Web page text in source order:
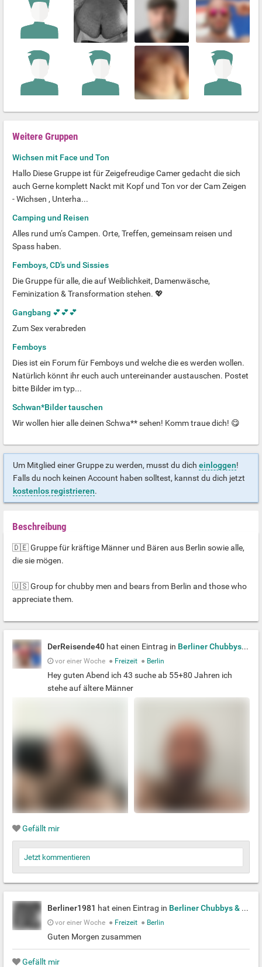
Weitere Gruppen
Wichsen mit Face und Ton
Hallo Diese Gruppe ist für Zeigefreudige Camer gedacht die sich
auch Gerne komplett Nackt mit Kopf und Ton vor der Cam Zeigen
- Wichsen , Unterha...
Camping und Reisen
Alles rund um‘s Campen. Orte, Treffen, gemeinsam reisen und
Spass haben.
Femboys, CD's und Sissies
Die Gruppe für alle, die auf Weiblichkeit, Damenwäsche,
Feminization & Transformation stehen. 💖
Gangbang 💕💕💕
Zum Sex verabreden
Femboys
Dies ist ein Forum für Femboys und welche die es werden wollen.
Natürlich könnt ihr euch auch untereinander austauschen. Postet
bitte Bilder im typ...
Schwan*Bilder tauschen
Wir wollen hier alle deinen Schwa** sehen! Komm traue dich! 😋
Um Mitglied einer Gruppe zu werden, musst du dich einloggen!
Falls du noch keinen Account haben solltest, kannst du dich jetzt
kostenlos registrieren.
Beschreibung
🇩🇪 Gruppe für kräftige Männer und Bären aus Berlin sowie alle,
die sie mögen.
🇺🇸 Group for chubby men and bears from Berlin and those who
appreciate them.
DerReisende40 hat einen Eintrag in Berliner Chubbys & Bears
vor einer Woche ● Freizeit ● Berlin
Hey guten Abend ich 43 suche ab 55+80 Jahren ich
stehe auf ältere Männer
Gefällt mir
Jetzt kommentieren
Berliner1981 hat einen Eintrag in Berliner Chubbys & Bears
vor einer Woche ● Freizeit ● Berlin
Guten Morgen zusammen
Gefällt mir